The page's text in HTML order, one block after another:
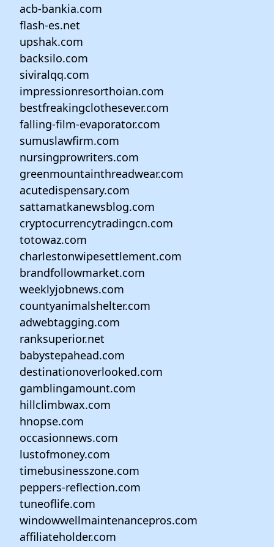
acb-bankia.com
flash-es.net
upshak.com
backsilo.com
siviralqq.com
impressionresorthoian.com
bestfreakingclothesever.com
falling-film-evaporator.com
sumuslawfirm.com
nursingprowriters.com
greenmountainthreadwear.com
acutedispensary.com
sattamatkanewsblog.com
cryptocurrencytradingcn.com
totowaz.com
charlestonwipesettlement.com
brandfollowmarket.com
weeklyjobnews.com
countyanimalshelter.com
adwebtagging.com
ranksuperior.net
babystepahead.com
destinationoverlooked.com
gamblingamount.com
hillclimbwax.com
hnopse.com
occasionnews.com
lustofmoney.com
timebusinesszone.com
peppers-reflection.com
tuneoflife.com
windowwellmaintenancepros.com
affiliateholder.com